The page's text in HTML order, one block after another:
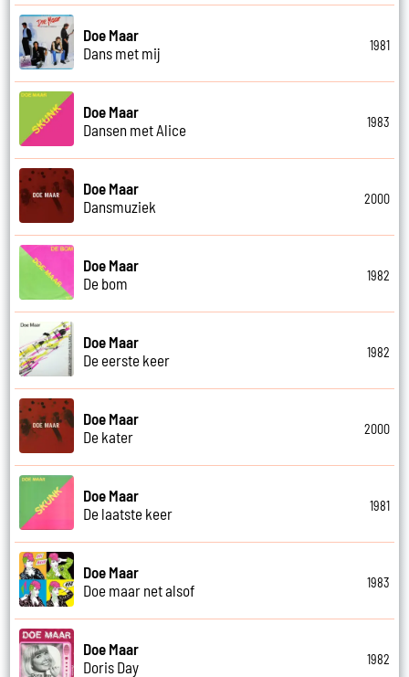
Doe Maar
Dans met mij
1981
Doe Maar
Dansen met Alice
1983
Doe Maar
Dansmuziek
2000
Doe Maar
De bom
1982
Doe Maar
De eerste keer
1982
Doe Maar
De kater
2000
Doe Maar
De laatste keer
1981
Doe Maar
Doe maar net alsof
1983
Doe Maar
Doris Day
1982